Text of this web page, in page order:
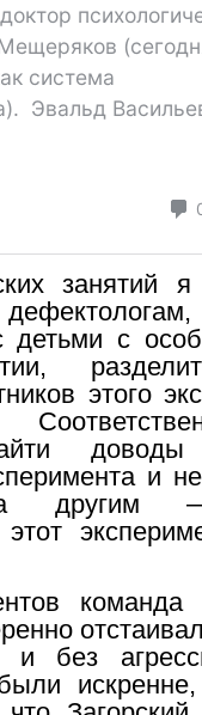
занятий я
детьми с
этого
и
а другим
этот
команда
и без